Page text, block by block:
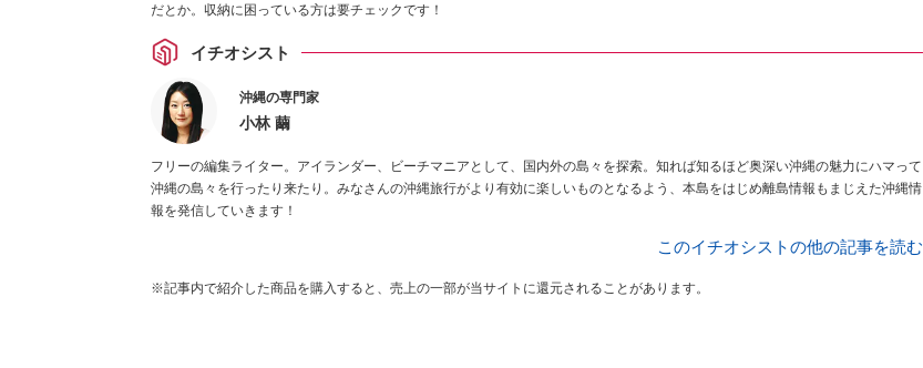
だとか。収納に困っている方は要チェックです！
イチオシスト
沖縄の専門家
小林 繭
フリーの編集ライター。アイランダー、ビーチマニアとして、国内外の島々を探索。知れば知るほど奥深い沖縄の魅力にハマって
沖縄の島々を行ったり来たり。みなさんの沖縄旅行がより有効に楽しいものとなるよう、本島をはじめ離島情報もまじえた沖縄情
報を発信していきます！
このイチオシストの他の記事を読む
※記事内で紹介した商品を購入すると、売上の一部が当サイトに還元されることがあります。